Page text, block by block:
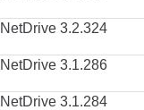
NetDrive 3.2.324
NetDrive 3.1.286
NetDrive 3.1.284